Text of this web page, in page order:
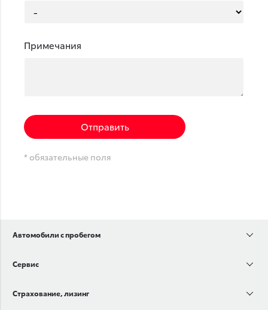
Примечания
Отправить
* обязательные поля
Автомобили с пробегом
Сервис
Страхование, лизинг